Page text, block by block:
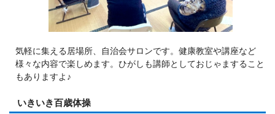
気軽に集える居場所、自治会サロンです。健康教室や講座など
様々な内容で楽しめます。ひがしも講師としておじゃますること
もありますよ♪
いきいき百歳体操